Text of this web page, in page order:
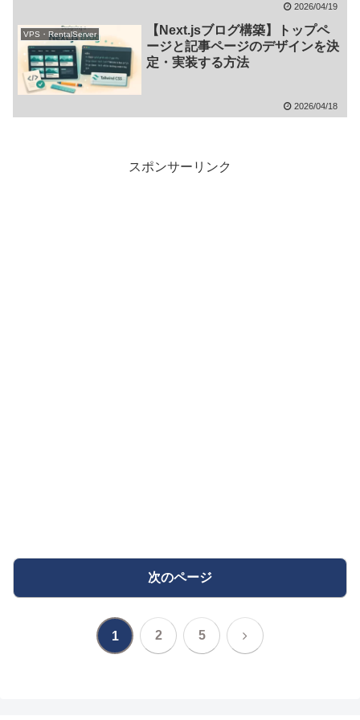
2026/04/19
VPS・RentalServer
【Next.jsブログ構築】トップペ
ージと記事ページのデザインを決
定・実装する方法
2026/04/18
スポンサーリンク
次のページ
1 2 5 次